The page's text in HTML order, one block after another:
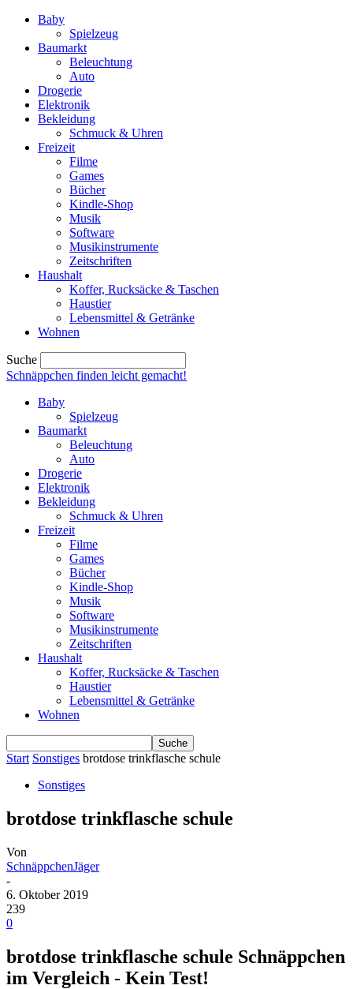
Baby
Spielzeug
Baumarkt
Beleuchtung
Auto
Drogerie
Elektronik
Bekleidung
Schmuck & Uhren
Freizeit
Filme
Games
Bücher
Kindle-Shop
Musik
Software
Musikinstrumente
Zeitschriften
Haushalt
Koffer, Rucksäcke & Taschen
Haustier
Lebensmittel & Getränke
Wohnen
Suche
Schnäppchen finden leicht gemacht!
Baby
Spielzeug
Baumarkt
Beleuchtung
Auto
Drogerie
Elektronik
Bekleidung
Schmuck & Uhren
Freizeit
Filme
Games
Bücher
Kindle-Shop
Musik
Software
Musikinstrumente
Zeitschriften
Haushalt
Koffer, Rucksäcke & Taschen
Haustier
Lebensmittel & Getränke
Wohnen
Start Sonstiges brotdose trinkflasche schule
Sonstiges
brotdose trinkflasche schule
Von
SchnäppchenJäger
-
6. Oktober 2019
239
0
brotdose trinkflasche schule Schnäppchen
im Vergleich - Kein Test!